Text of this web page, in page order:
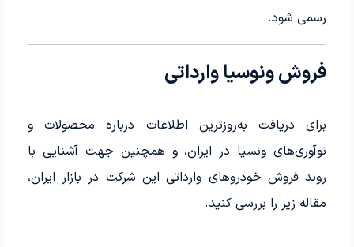
رسمی شود.
فروش ونوسیا وارداتی
برای دریافت به‌روزترین اطلاعات درباره محصولات و
نوآوری‌های ونسیا در ایران، و همچنین جهت آشنایی با
روند فروش خودروهای وارداتی این شرکت در بازار ایران،
مقاله زیر را بررسی کنید.